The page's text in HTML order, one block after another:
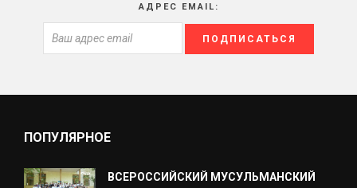
АДРЕС EMAIL:
ПОПУЛЯРНОЕ
ВСЕРОССИЙСКИЙ МУСУЛЬМАНСКИЙ